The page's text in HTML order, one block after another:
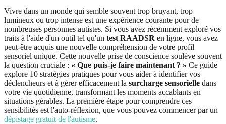
Vivre dans un monde qui semble souvent trop bruyant, trop
lumineux ou trop intense est une expérience courante pour de
nombreuses personnes autistes. Si vous avez récemment exploré vos
traits à l'aide d'un outil tel qu'un test RAADSR en ligne, vous avez
peut-être acquis une nouvelle compréhension de votre profil
sensoriel unique. Cette nouvelle prise de conscience soulève souvent
la question cruciale : « Que puis-je faire maintenant ? » Ce guide
explore 10 stratégies pratiques pour vous aider à identifier vos
déclencheurs et à gérer efficacement la surcharge sensorielle dans
votre vie quotidienne, transformant les moments accablants en
situations gérables. La première étape pour comprendre ces
sensibilités est l'auto-réflexion, que vous pouvez commencer par un
dépistage gratuit de l'autisme.